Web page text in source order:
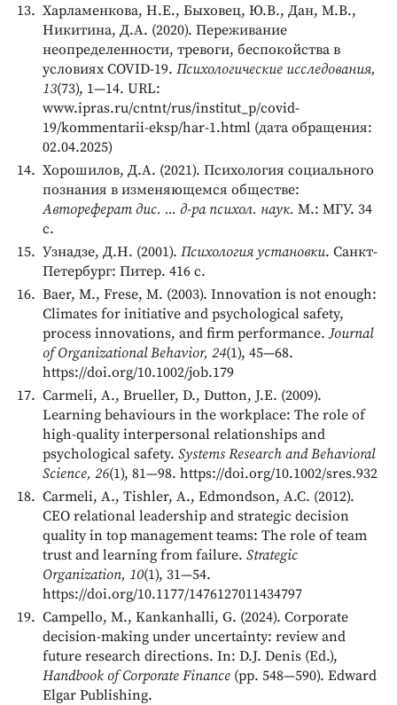
Харламенкова, Н.Е., Быховец, Ю.В., Дан, М.В.,
Никитина, Д.А. (2020). Переживание
неопределенности, тревоги, беспокойства в
условиях COVID-19. Психологические исследования,
13(73), 1—14. URL:
www.ipras.ru/cntnt/rus/institut_p/covid-
19/kommentarii-eksp/har-1.html (дата обращения:
02.04.2025)
Хорошилов, Д.А. (2021). Психология социального
познания в изменяющемся обществе:
Автореферат дис. ... д-ра психол. наук. М.: МГУ. 34
с.
Узнадзе, Д.Н. (2001). Психология установки. Санкт-
Петербург: Питер. 416 с.
Baer, M., Frese, M. (2003). Innovation is not enough:
Climates for initiative and psychological safety,
process innovations, and firm performance.Journal
of Organizational Behavior, 24(1), 45—68.
https://doi.org/10.1002/job.179
Carmeli, A., Brueller, D., Dutton, J.E. (2009).
Learning behaviours in the workplace: The role of
high-quality interpersonal relationships and
psychological safety. Systems Research and Behavioral
Science, 26(1), 81—98. https://doi.org/10.1002/sres.932
Carmeli, A., Tishler, A., Edmondson, A.C. (2012).
CEO relational leadership and strategic decision
quality in top management teams: The role of team
trust and learning from failure. Strategic
Organization, 10(1), 31—54.
https://doi.org/10.1177/1476127011434797
Campello, M., Kankanhalli, G. (2024). Corporate
decision-making under uncertainty: review and
future research directions. In: D.J. Denis (Ed.),
Handbook of Corporate Finance (pp. 548—590). Edward
Elgar Publishing.